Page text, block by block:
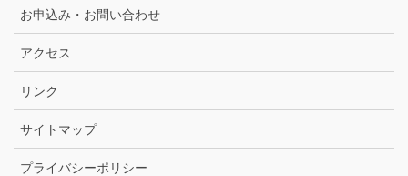
お申込み・お問い合わせ
アクセス
リンク
サイトマップ
プライバシーポリシー